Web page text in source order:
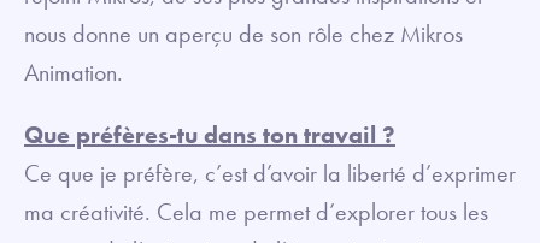
nous donne un aperçu de son rôle chez Mikros
Animation.
Que préfères-tu dans ton travail ?
Ce que je préfère, c’est d’avoir la liberté d’exprimer
ma créativité. Cela me permet d’explorer tous les